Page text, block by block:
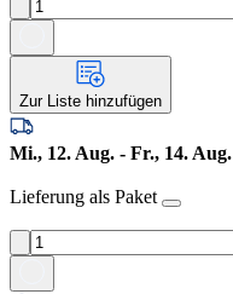
Zur Liste hinzufügen
Mi., 12. Aug. - Fr., 14. Aug.
Lieferung als Paket